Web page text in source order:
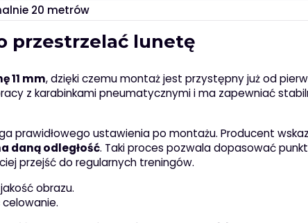
20 metrów
przestrzelać lunetę
11 mm, dzięki czemu montaż jest przystępny już od
z karabinkami pneumatycznymi i ma zapewniać
prawidłowego ustawienia po montażu. Producent
daną odległość. Taki proces pozwala dopasować punkt
przejść do regularnych treningów.
obrazu.